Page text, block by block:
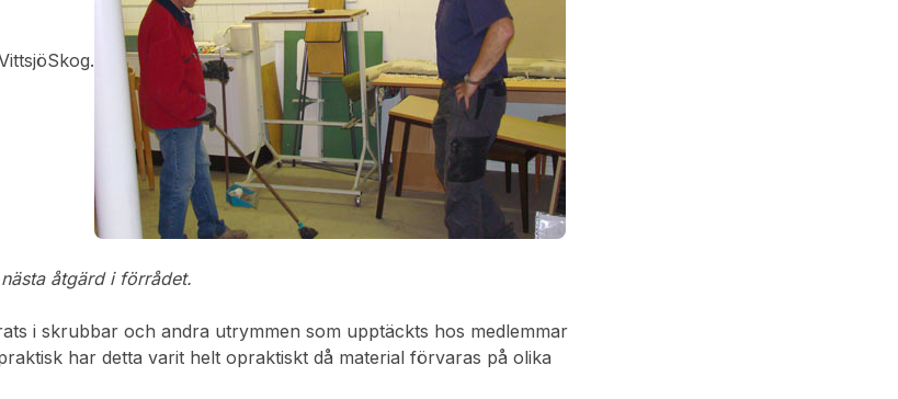
åtgärd i förrådet.
i skrubbar och andra utrymmen som upptäckts hos medlemmar
har detta varit helt opraktiskt då material förvaras på olika